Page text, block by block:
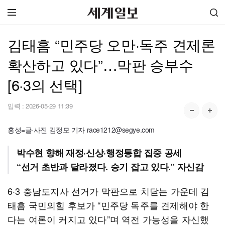
김태흠 “민주당 오만·독주 견제론
확산하고 있다”…막판 승부수
[6·3의 선택]
입력 : 2026-05-29 11:39
홍성=글·사진 김정모 기자 race1212@segye.com
박수현 향해 재정·신상·행정통합 집중 공세
“선거 초반과 달라졌다. 승기 잡고 있다.” 자신감
6·3 충남도지사 선거가 막판으로 치닫는 가운데 김
태흠 국민의힘 후보가 “민주당 독주를 견제해야 한
다는 여론이 커지고 있다”며 역전 가능성을 자신했